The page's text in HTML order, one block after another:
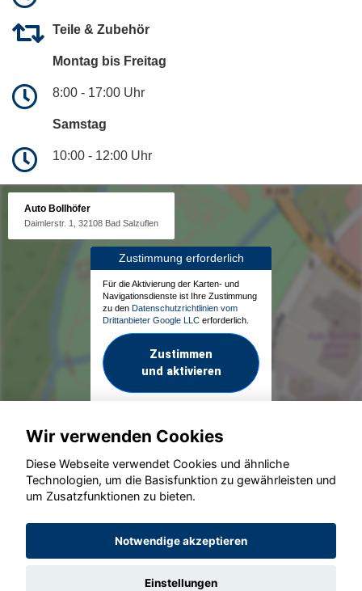
Teile & Zubehör
Montag bis Freitag
8:00 - 17:00 Uhr
Samstag
10:00 - 12:00 Uhr
Auto Bollhöfer
Daimlerstr. 1, 32108 Bad Salzuflen
Zustimmung erforderlich
Für die Aktivierung der Karten- und
Navigationsdienste ist Ihre Zustimmung
zu den Datenschutzrichtlinien vom
Drittanbieter Google LLC erforderlich.
Zustimmen
und aktivieren
© konjunkturmotor.de GmbH 2020 - 2026
Wir verwenden Cookies
Diese Webseite verwendet Cookies und ähnliche
Technologien, um die Basisfunktion zu gewährleisten und
um Zusatzfunktionen zu bieten.
Notwendige akzeptieren
Einstellungen